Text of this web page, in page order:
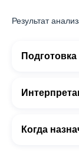
Результат
Подготовка
Когда